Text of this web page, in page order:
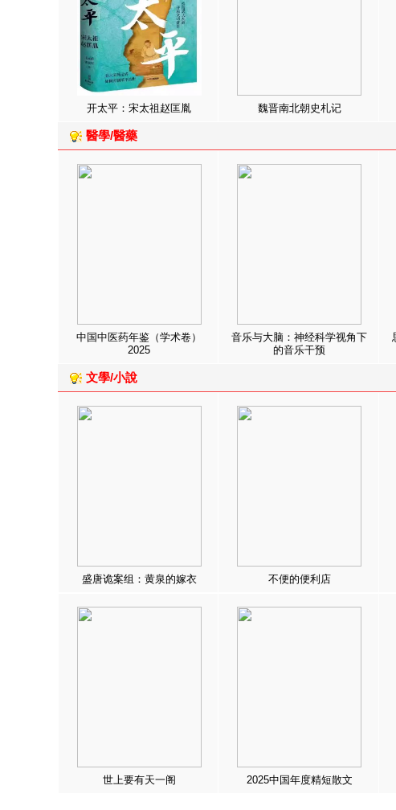
开太平：宋太祖赵匡胤 魏晋南北朝史札记
醫學/醫藥
中国中医药年鉴（学术卷）
2025
音乐与大脑：神经科学视角下
的音乐干预
文學/小說
盛唐诡案组：黄泉的嫁衣 不便的便利店
世上要有天一阁 2025中国年度精短散文